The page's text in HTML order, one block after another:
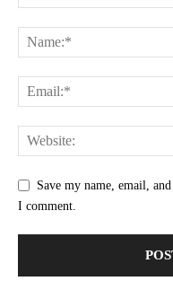
Save my name, email,
I comment.